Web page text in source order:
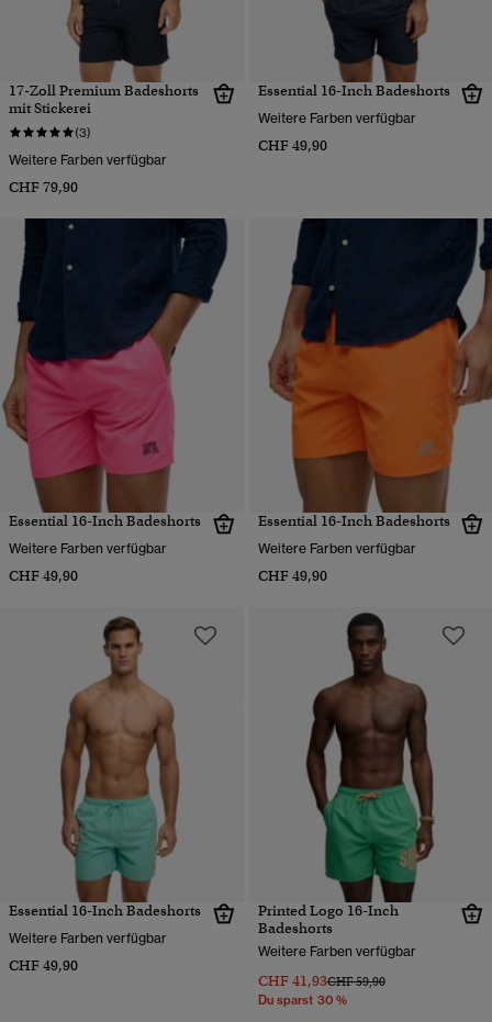
17-Zoll Premium Badeshorts
mit Stickerei
(3)
Weitere Farben verfügbar
CHF 79,90
Essential 16-Inch Badeshorts
Weitere Farben verfügbar
CHF 49,90
Essential 16-Inch Badeshorts
Weitere Farben verfügbar
CHF 49,90
Essential 16-Inch Badeshorts
Weitere Farben verfügbar
CHF 49,90
Essential 16-Inch Badeshorts
Weitere Farben verfügbar
CHF 49,90
Printed Logo 16-Inch
Badeshorts
Weitere Farben verfügbar
CHF 41,93Preis wurde reduziert von
CHF 59,90bis
Du sparst 30 %